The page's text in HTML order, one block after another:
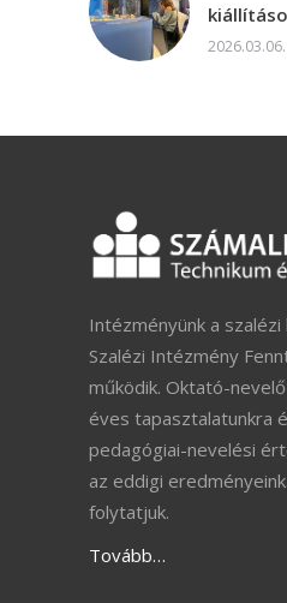
2026.03.06.
Intézményünk a
Szalézi Intézmény
működik. Oktató-
éves tapasztalatunkra
pedagógiai-nevelési
az eddigi
folytatjuk.
Tovább…